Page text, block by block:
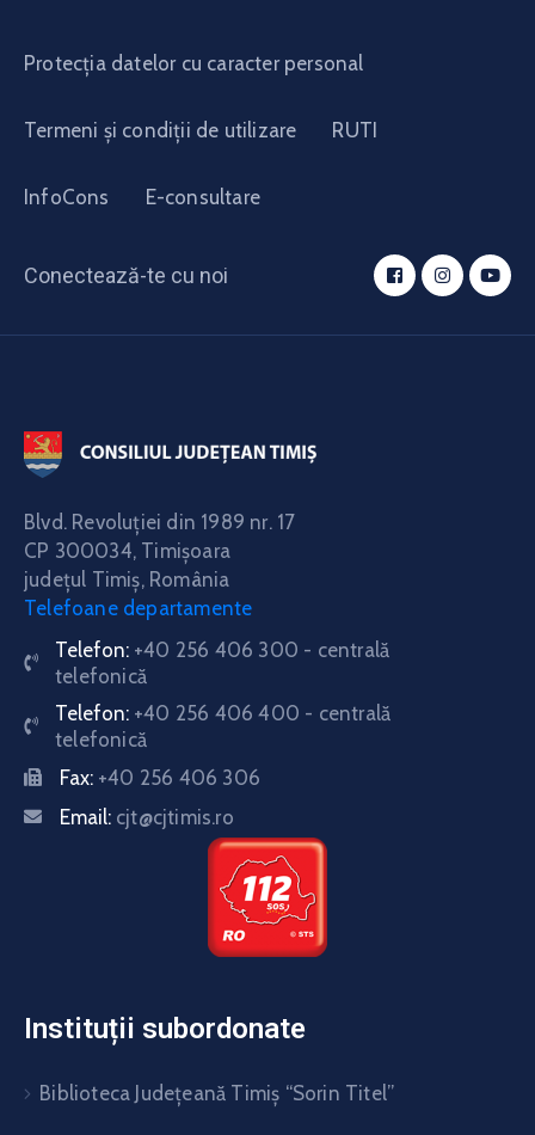
Protecția datelor cu caracter personal
Termeni și condiții de utilizare RUTI
InfoCons E-consultare
Conectează-te cu noi
Blvd. Revoluţiei din 1989 nr. 17
CP 300034, Timişoara
judeţul Timiş, România
Telefoane departamente
Telefon: +40 256 406 300 - centrală
telefonică
Telefon: +40 256 406 400 - centrală
telefonică
Fax: +40 256 406 306
Email: cjt@cjtimis.ro
Instituții subordonate
Biblioteca Judeţeană Timiş “Sorin Titel”